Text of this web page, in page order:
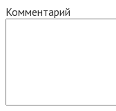
Комментарий